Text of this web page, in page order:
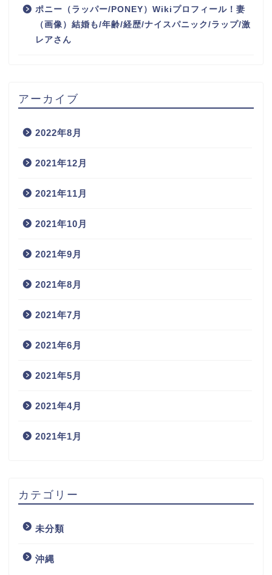
ポニー（ラッパー/PONEY）Wikiプロフィール！妻
（画像）結婚も/年齢/経歴/ナイスパニック/ラップ/激
レアさん
アーカイブ
2022年8月
2021年12月
2021年11月
2021年10月
2021年9月
2021年8月
2021年7月
2021年6月
2021年5月
2021年4月
2021年1月
カテゴリー
未分類
沖縄